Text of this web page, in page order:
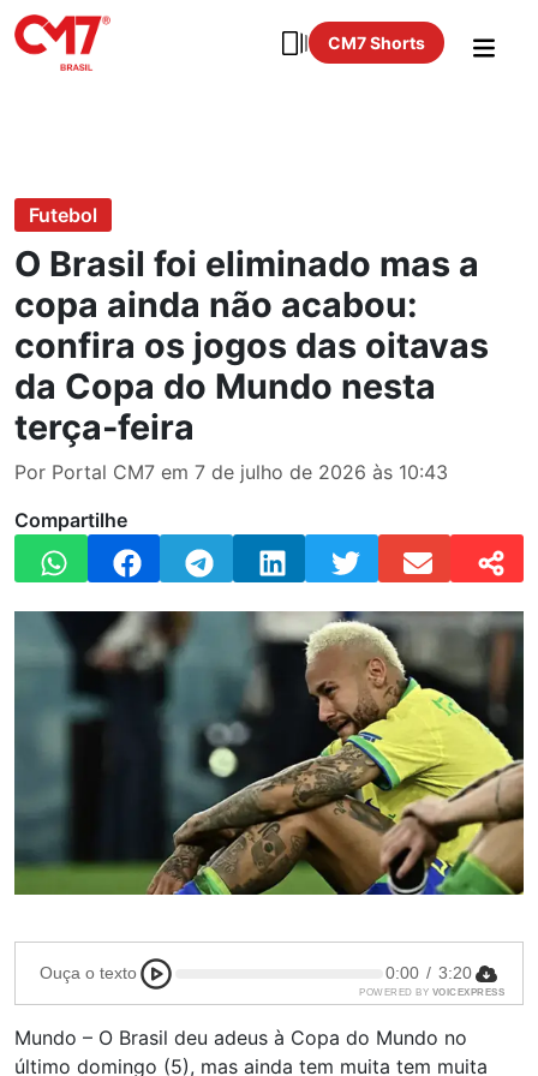
CM7 Shorts
Futebol
O Brasil foi eliminado mas a
copa ainda não acabou:
confira os jogos das oitavas
da Copa do Mundo nesta
terça-feira
Por Portal CM7 em 7 de julho de 2026 às 10:43
Compartilhe
Ouça o texto 0:00 / 3:20
POWERED BY VOICEXPRESS
Mundo – O Brasil deu adeus à Copa do Mundo no
último domingo (5), mas ainda tem muita tem muita